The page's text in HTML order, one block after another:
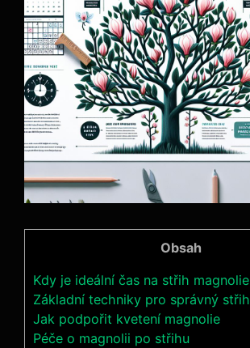
Obsah
Kdy⁣ je ‌ideální čas‌ na střih magnolie
Základní techniky pro správný střih
Jak podpořit kvetení magnolie
Péče o ⁤magnolii po‍ střihu